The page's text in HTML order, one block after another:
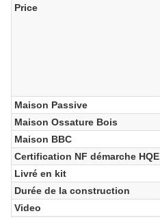
Price
Maison Passive
Maison Ossature Bois
Maison BBC
Certification NF démarche HQE
Livré en kit
Durée de la construction
Video